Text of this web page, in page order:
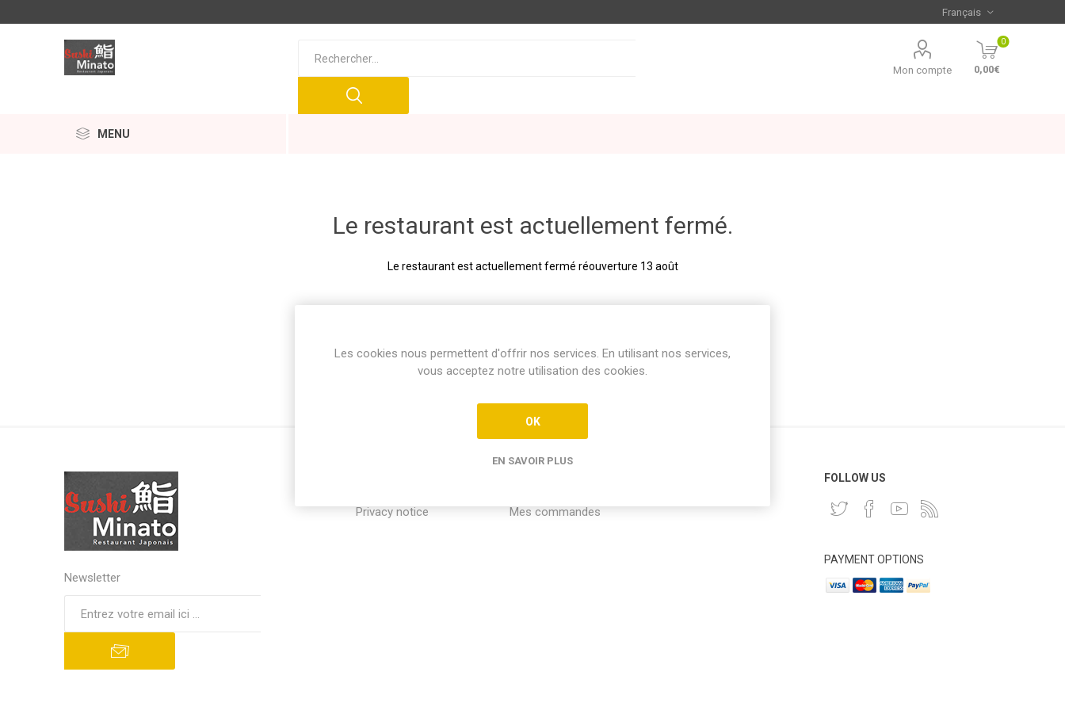
Mon compte
0
0,00€
MENU
Le restaurant est actuellement fermé.
Le restaurant est actuellement fermé réouverture 13 août
Newsletter
Privacy notice Mes commandes
FOLLOW US
PAYMENT OPTIONS
Les cookies nous permettent d'offrir nos services. En utilisant nos services,
vous acceptez notre utilisation des cookies.
OK
EN SAVOIR PLUS